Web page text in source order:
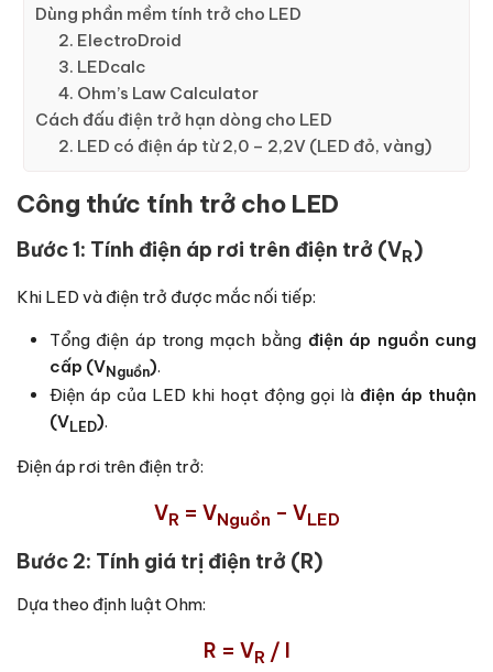
Dùng phần mềm tính trở cho LED
2. ElectroDroid
3. LEDcalc
4. Ohm’s Law Calculator
Cách đấu điện trở hạn dòng cho LED
2. LED có điện áp từ 2,0 – 2,2V (LED đỏ, vàng)
Công thức tính trở cho LED
Bước 1: Tính điện áp rơi trên điện trở (VR)
Khi LED và điện trở được mắc nối tiếp:
Tổng điện áp trong mạch bằng điện áp nguồn cung
cấp (VNguồn).
Điện áp của LED khi hoạt động gọi là điện áp thuận
(VLED).
Điện áp rơi trên điện trở:
VR = VNguồn – VLED
Bước 2: Tính giá trị điện trở (R)
Dựa theo định luật Ohm:
R = VR / I